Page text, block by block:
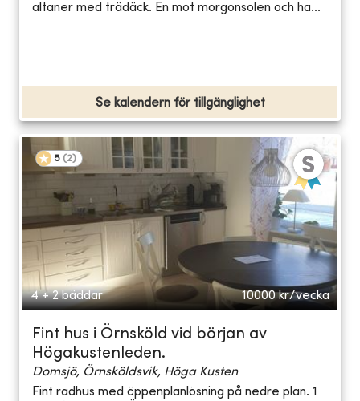
altaner med trädäck. En mot morgonsolen och ha...
Se kalendern för tillgänglighet
5 (2)
4 + 2 bäddar 10000 kr/vecka
Fint hus i Örnsköld vid början av
Högakustenleden.
Domsjö, Örnsköldsvik, Höga Kusten
Fint radhus med öppenplanlösning på nedre plan. 1